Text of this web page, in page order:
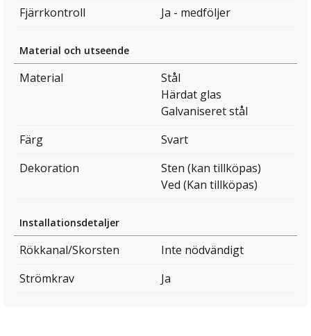
Fjärrkontroll
Ja - medföljer
Material och utseende
Material
Stål
Härdat glas
Galvaniseret stål
Färg
Svart
Dekoration
Sten (kan tillköpas)
Ved (Kan tillköpas)
Installationsdetaljer
Rökkanal/Skorsten
Inte nödvändigt
Strömkrav
Ja